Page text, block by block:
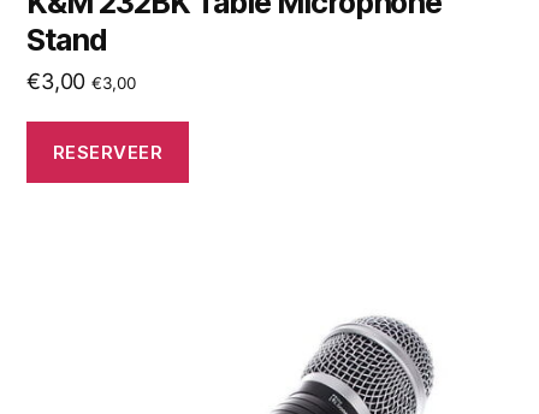
Stand
€3,00 €3,00
RESERVEER